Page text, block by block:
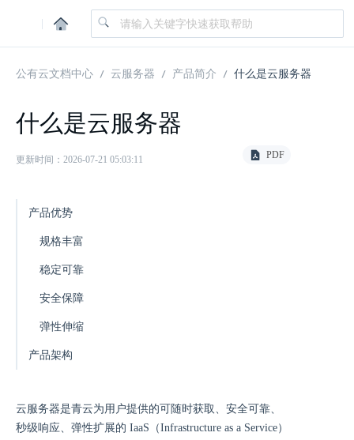
|
公有云文档中心 云服务器 产品简介 什么是云服务器
什么是云服务器
更新时间：2026-07-21 05:03:11 PDF
产品优势
规格丰富
稳定可靠
安全保障
弹性伸缩
产品架构
云服务器是青云为用户提供的可随时获取、安全可靠、
秒级响应、弹性扩展的 IaaS（Infrastructure as a Service）